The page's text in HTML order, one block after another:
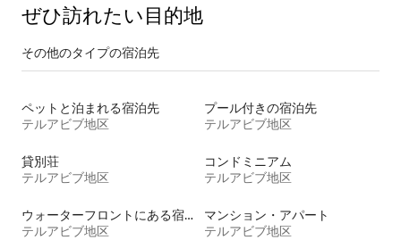
ぜひ訪⁠れ⁠た⁠い目⁠的⁠地
その他のタ⁠イ⁠プ⁠の宿⁠泊⁠先
ペットと泊まれる宿泊先
テルアビブ地区
プール付きの宿泊先
テルアビブ地区
貸別荘
テルアビブ地区
コンドミニアム
テルアビブ地区
ウォーターフロントにある宿泊施設
テルアビブ地区
マンション・アパート
テルアビブ地区